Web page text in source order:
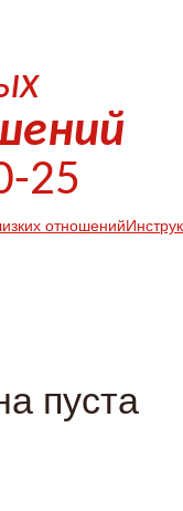
25
отношений
пуста